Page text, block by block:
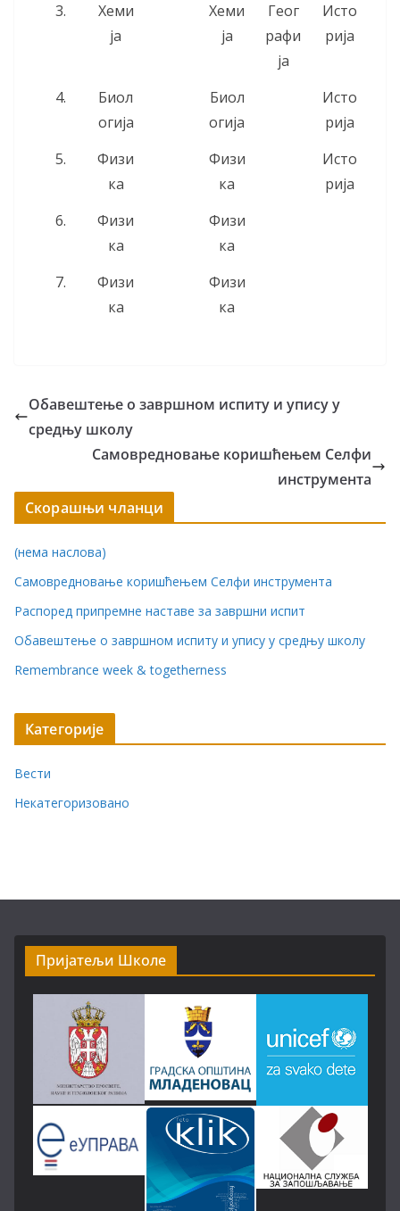
3.
Хеми
ја
Хеми
ја
Геог
рафи
ја
Исто
рија
4.
Биол
огија
Биол
огија
Исто
рија
5.
Физи
ка
Физи
ка
Исто
рија
6.
Физи
ка
Физи
ка
7.
Физи
ка
Физи
ка
Обавештење о завршном испиту и упису у
средњу школу
Самовредновање коришћењем Селфи
инструмента
Скорашњи чланци
(нема наслова)
Самовредновање коришћењем Селфи инструмента
Распоред припремне наставе за завршни испит
Обавештење о завршном испиту и упису у средњу школу
Remembrance week & togetherness
Категорије
Вести
Некатегоризовано
Пријатељи Школе